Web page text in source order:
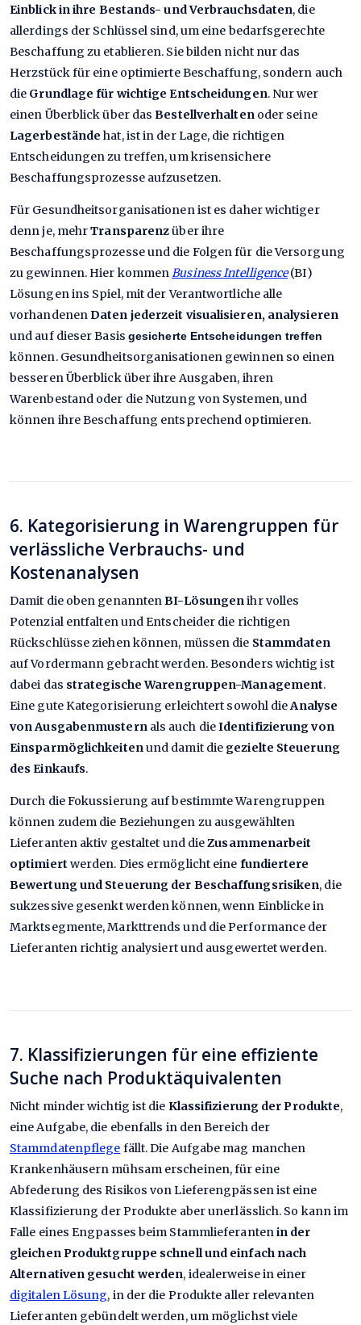
Einblick in ihre Bestands- und Verbrauchsdaten, die
allerdings der Schlüssel sind, um eine bedarfsgerechte
Beschaffung zu etablieren. Sie bilden nicht nur das
Herzstück für eine optimierte Beschaffung, sondern auch
die Grundlage für wichtige Entscheidungen. Nur wer
einen Überblick über dasBestellverhalten oder seine
Lagerbeständehat, ist in der Lage, die richtigen
Entscheidungen zu treffen, um krisensichere
Beschaffungsprozesse aufzusetzen.
Für Gesundheitsorganisationen ist es daher wichtiger
denn je, mehrTransparenzüber ihre
Beschaffungsprozesse und die Folgen für die Versorgung
zu gewinnen. Hier kommenBusiness Intelligence(BI)
Lösungen ins Spiel, mit der Verantwortliche alle
vorhandenenDaten jederzeit visualisieren, analysieren
und auf dieser Basis gesicherte Entscheidungen treffen
können. Gesundheitsorganisationen gewinnen so einen
besseren Überblick über ihre Ausgaben, ihren
Warenbestand oder die Nutzung von Systemen, und
können ihre Beschaffung entsprechend optimieren.
6. Kategorisierung in Warengruppen für
verlässliche Verbrauchs- und
Kostenanalysen
Damit die oben genanntenBI-Lösungenihr volles
Potenzial entfalten und Entscheider die richtigen
Rückschlüsse ziehen können, müssen die Stammdaten
auf Vordermann gebracht werden. Besonders wichtig ist
dabei das strategische Warengruppen-Management.
Eine gute Kategorisierung erleichtert sowohl dieAnalyse
von Ausgabenmusternals auch dieIdentifizierung von
Einsparmöglichkeitenund damit die gezielte Steuerung
des Einkaufs.
Durch die Fokussierung auf bestimmte Warengruppen
können zudem die Beziehungen zu ausgewählten
Lieferanten aktiv gestaltet und dieZusammenarbeit
optimiert werden. Dies ermöglicht eine fundiertere
Bewertung und Steuerung der Beschaffungsrisiken, die
sukzessive gesenkt werden können, wenn Einblicke in
Marktsegmente, Markttrends und die Performance der
Lieferanten richtig analysiert und ausgewertet werden.
7. Klassifizierungen für eine effiziente
Suche nach Produktäquivalenten
Nicht minder wichtig ist die Klassifizierung der Produkte,
eine Aufgabe, die ebenfalls in den Bereich der
Stammdatenpflege fällt. Die Aufgabe mag manchen
Krankenhäusern mühsam erscheinen, für eine
Abfederung des Risikos von Lieferengpässen ist eine
Klassifizierung der Produkte aber unerlässlich. So kann im
Falle eines Engpasses beim Stammlieferantenin der
gleichen Produktgruppe schnell und einfach nach
Alternativen gesucht werden, idealerweise in einer
digitalen Lösung, in der die Produkte aller relevanten
Lieferanten gebündelt werden, um möglichst viele